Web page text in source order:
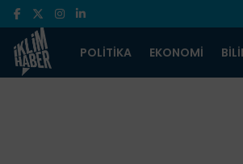
POLITIKA EKONOMI